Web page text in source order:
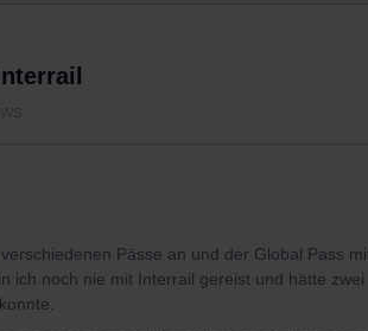
Pässe an und der Global Pass
ich noch nie mit Interrail gereist und hätte zwei